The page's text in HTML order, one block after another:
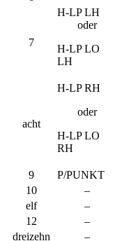
7
H-LP LH
oder
H-LP LO
LH
acht
H-LP RH
oder
H-LP LO
RH
9 P/PUNKT
10
–
elf
–
12
–
dreizehn
–